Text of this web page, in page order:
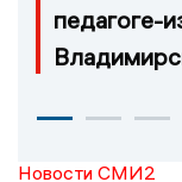
педагоге-
Новости СМИ2